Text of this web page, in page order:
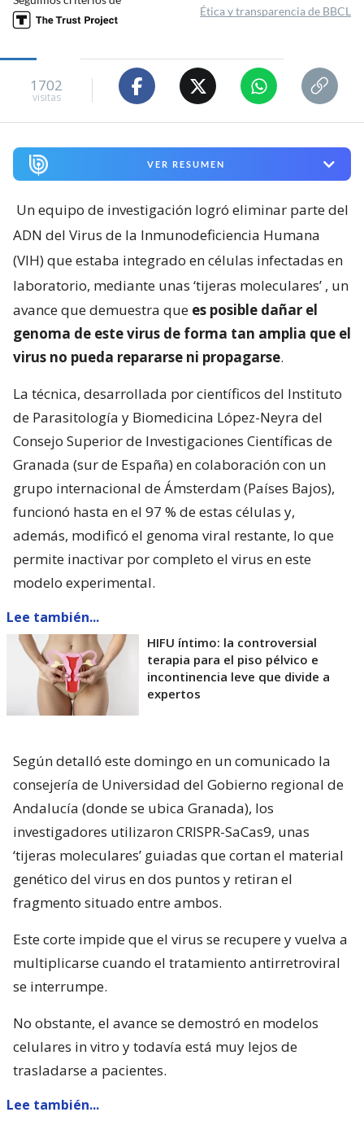
Ética y transparencia de BBCL
1702
visitas
VER RESUMEN
Un equipo de investigación logró eliminar parte del
ADN del Virus de la Inmunodeficiencia Humana
(VIH) que estaba integrado en células infectadas en
laboratorio, mediante unas ‘tijeras moleculares’ , un
avance que demuestra que es posible dañar el
genoma de este virus de forma tan amplia que el
virus no pueda repararse ni propagarse.
La técnica, desarrollada por científicos del Instituto
de Parasitología y Biomedicina López-Neyra del
Consejo Superior de Investigaciones Científicas de
Granada (sur de España) en colaboración con un
grupo internacional de Ámsterdam (Países Bajos),
funcionó hasta en el 97 % de estas células y,
además, modificó el genoma viral restante, lo que
permite inactivar por completo el virus en este
modelo experimental.
Lee también...
HIFU íntimo: la controversial
terapia para el piso pélvico e
incontinencia leve que divide a
expertos
Según detalló este domingo en un comunicado la
consejería de Universidad del Gobierno regional de
Andalucía (donde se ubica Granada), los
investigadores utilizaron CRISPR-SaCas9, unas
‘tijeras moleculares’ guiadas que cortan el material
genético del virus en dos puntos y retiran el
fragmento situado entre ambos.
Este corte impide que el virus se recupere y vuelva a
multiplicarse cuando el tratamiento antirretroviral
se interrumpe.
No obstante, el avance se demostró en modelos
celulares in vitro y todavía está muy lejos de
trasladarse a pacientes.
Lee también...